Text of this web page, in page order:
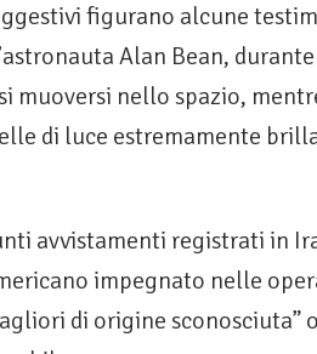
figurano alcune
Alan Bean,
muoversi nello spazio,
di luce estremamente
avvistamenti registrati in
impegnato nelle
di origine sconosciuta”